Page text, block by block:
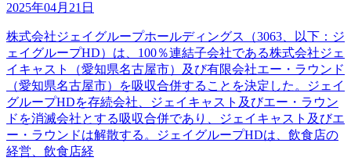
2025年04月21日
株式会社ジェイグループホールディングス（3063、以下：ジ
ェイグループHD）は、100％連結子会社である株式会社ジェ
イキャスト（愛知県名古屋市）及び有限会社エー・ラウンド
（愛知県名古屋市）を吸収合併することを決定した。ジェイ
グループHDを存続会社、ジェイキャスト及びエー・ラウン
ドを消滅会社とする吸収合併であり、ジェイキャスト及びエ
ー・ラウンドは解散する。ジェイグループHDは、飲食店の
経営、飲食店経